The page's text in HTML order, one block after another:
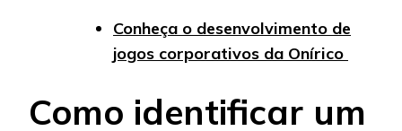
Conheça o desenvolvimento de
jogos corporativos da Onírico
Como identificar um